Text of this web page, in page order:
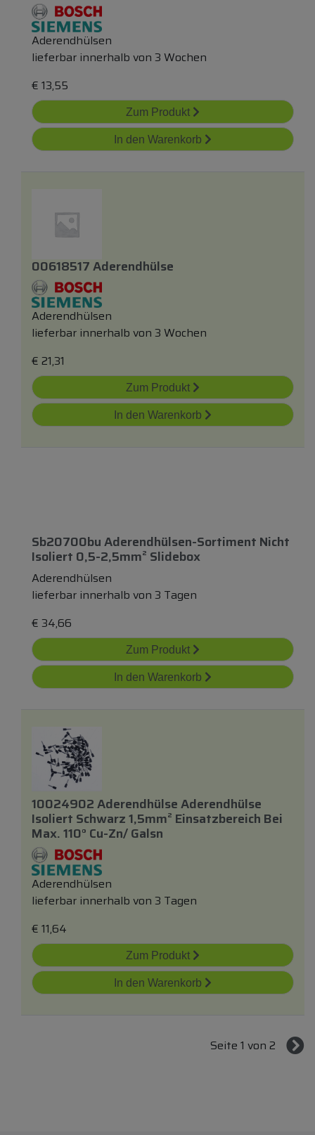
Aderendhülsen
lieferbar innerhalb von 3 Wochen
€ 13,55
Zum Produkt
In den Warenkorb
00618517 Aderendhülse
Aderendhülsen
lieferbar innerhalb von 3 Wochen
€ 21,31
Zum Produkt
In den Warenkorb
Sb20700bu Aderendhülsen-Sortiment Nicht
Isoliert 0,5-2,5mm² Slidebox
Aderendhülsen
lieferbar innerhalb von 3 Tagen
€ 34,66
Zum Produkt
In den Warenkorb
10024902 Aderendhülse Aderendhülse
Isoliert Schwarz 1,5mm² Einsatzbereich Bei
Max. 110° Cu-Zn/ Galsn
Aderendhülsen
lieferbar innerhalb von 3 Tagen
€ 11,64
Zum Produkt
In den Warenkorb
Seite 1 von 2